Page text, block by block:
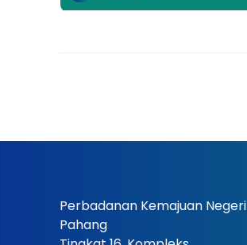
Perbadanan Kemajuan Negeri
Pahang